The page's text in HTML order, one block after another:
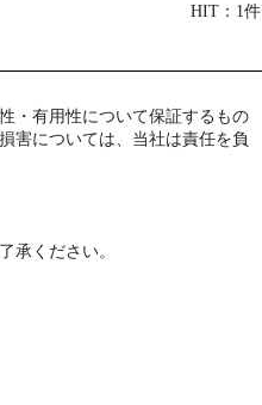
HIT：1件
・有用性について保証するもの
害については、当社は責任を負
承ください。